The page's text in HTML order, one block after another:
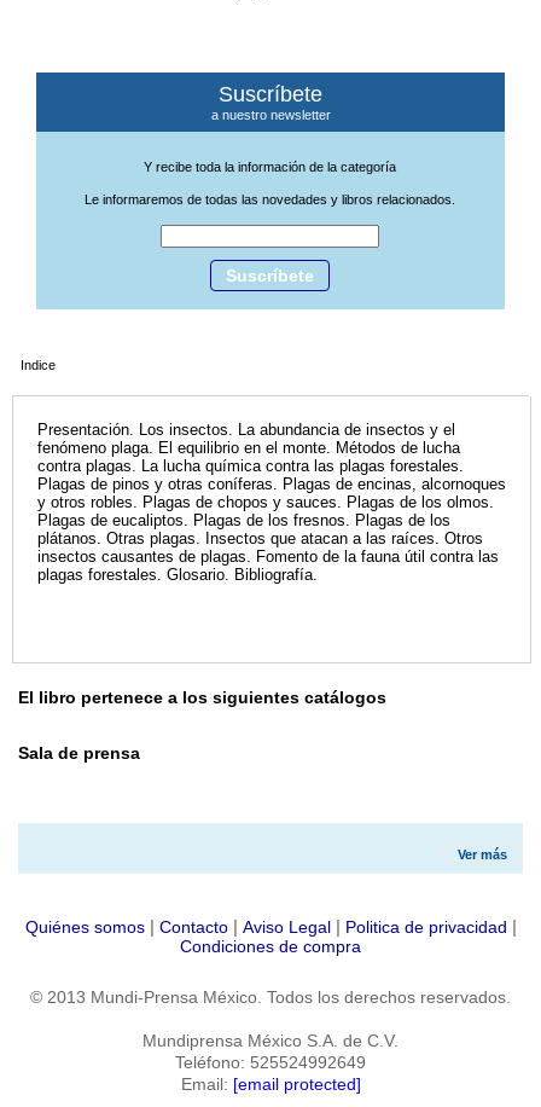
Suscríbete
a nuestro newsletter
Y recibe toda la información de la categoría
Le informaremos de todas las novedades y libros relacionados.
Suscríbete
Indice
Presentación. Los insectos. La abundancia de insectos y el
fenómeno plaga. El equilibrio en el monte. Métodos de lucha
contra plagas. La lucha química contra las plagas forestales.
Plagas de pinos y otras coníferas. Plagas de encinas, alcornoques
y otros robles. Plagas de chopos y sauces. Plagas de los olmos.
Plagas de eucaliptos. Plagas de los fresnos. Plagas de los
plátanos. Otras plagas. Insectos que atacan a las raíces. Otros
insectos causantes de plagas. Fomento de la fauna útil contra las
plagas forestales. Glosario. Bibliografía.
El libro pertenece a los siguientes catálogos
Sala de prensa
Ver más
Quiénes somos| Contacto| Aviso Legal| Politica de privacidad |
Condiciones de compra
© 2013 Mundi-Prensa México. Todos los derechos reservados.
Mundiprensa México S.A. de C.V.
Teléfono: 525524992649
Email: [email protected]